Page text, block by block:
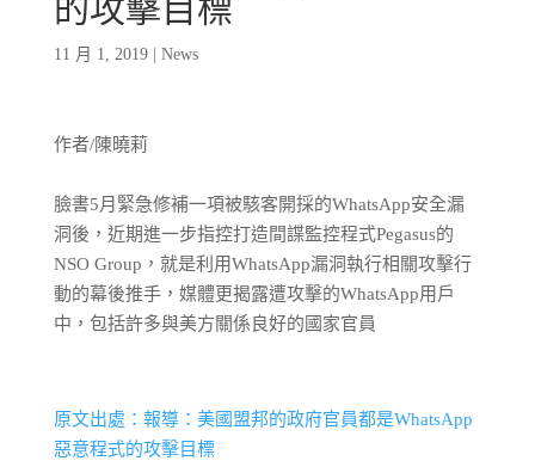
的攻擊目標
11 月 1, 2019| News
作者/陳曉莉
臉書5月緊急修補一項被駭客開採的WhatsApp安全漏
洞後，近期進一步指控打造間諜監控程式Pegasus的
NSO Group，就是利用WhatsApp漏洞執行相關攻擊行
動的幕後推手，媒體更揭露遭攻擊的WhatsApp用戶
中，包括許多與美方關係良好的國家官員
原文出處：報導：美國盟邦的政府官員都是WhatsApp
惡意程式的攻擊目標